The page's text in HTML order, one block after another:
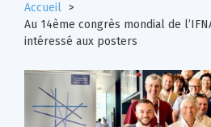
Accueil
Au 14ème congrès mondial de
intéressé aux posters